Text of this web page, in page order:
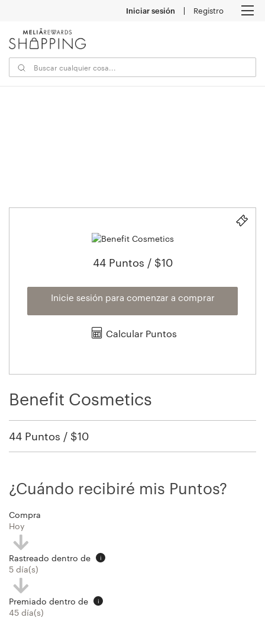
Iniciar sesión Registro
44 Puntos / $10
Inicie sesión para comenzar a comprar
Calcular Puntos
Benefit Cosmetics
44 Puntos / $10
¿Cuándo recibiré mis Puntos?
Compra
Hoy
Rastreado dentro de i
5 día(s)
Premiado dentro de i
45 día(s)